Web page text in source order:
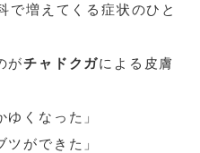
で増えてくる症状のひと
がチャドクガによる皮膚
ゆくなった」
ツができた」